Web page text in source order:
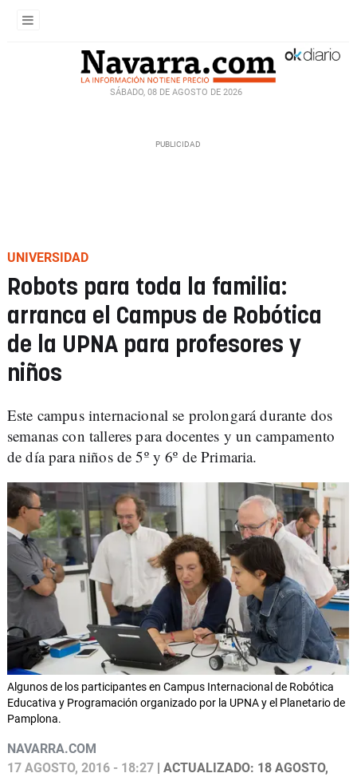
SÁBADO, 08 DE AGOSTO DE 2026
UNIVERSIDAD
Robots para toda la familia:
arranca el Campus de Robótica
de la UPNA para profesores y
niños
Este campus internacional se prolongará durante dos
semanas con talleres para docentes y un campamento
de día para niños de 5º y 6º de Primaria.
Algunos de los participantes en Campus Internacional de Robótica
Educativa y Programación organizado por la UPNA y el Planetario de
Pamplona.
NAVARRA.COM
17 AGOSTO, 2016 - 18:27 | ACTUALIZADO: 18 AGOSTO,